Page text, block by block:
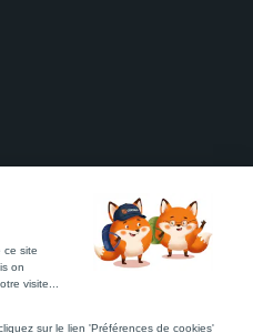
enregistré sous le
de région d’Île-de-
pas agrément de l’État.